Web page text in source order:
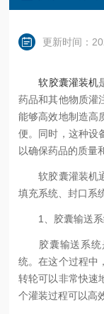
更新时间：
软胶囊灌装机
药品和其他物质灌
能够高效地制造高
便。同时，这种设
以确保药品的质量
软胶囊灌装机通
填充系统、封口系
1、胶囊输送系
胶囊输送系统
统。在这个过程中
转轮可以非常快速
个灌装过程可以高